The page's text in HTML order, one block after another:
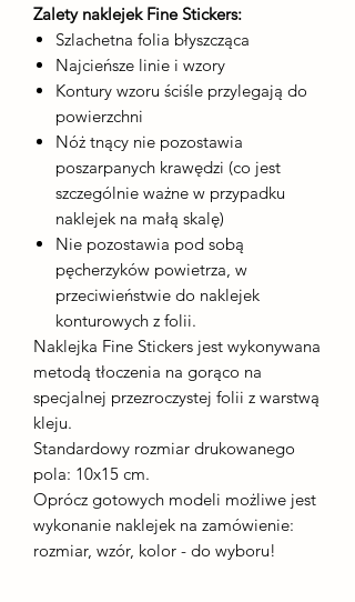
Zalety naklejek Fine Stickers:
Szlachetna folia błyszcząca
Najcieńsze linie i wzory
Kontury wzoru ściśle przylegają do
powierzchni
Nóż tnący nie pozostawia
poszarpanych krawędzi (co jest
szczególnie ważne w przypadku
naklejek na małą skalę)
Nie pozostawia pod sobą
pęcherzyków powietrza, w
przeciwieństwie do naklejek
konturowych z folii.
Naklejka Fine Stickers jest wykonywana
metodą tłoczenia na gorąco na
specjalnej przezroczystej folii z warstwą
kleju.
Standardowy rozmiar drukowanego
pola: 10x15 cm.
Oprócz gotowych modeli możliwe jest
wykonanie naklejek na zamówienie:
rozmiar, wzór, kolor - do wyboru!